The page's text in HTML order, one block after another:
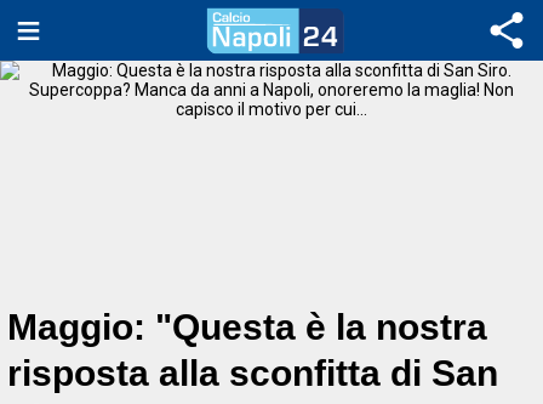
Maggio: "Questa è la nostra
risposta alla sconfitta di San